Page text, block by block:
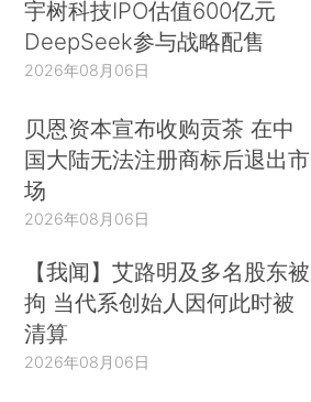
宇树科技IPO估值600亿元
DeepSeek参与战略配售
2026年08月06日
贝恩资本宣布收购贡茶 在中
国大陆无法注册商标后退出市
场
2026年08月06日
【我闻】艾路明及多名股东被
拘 当代系创始人因何此时被
清算
2026年08月06日